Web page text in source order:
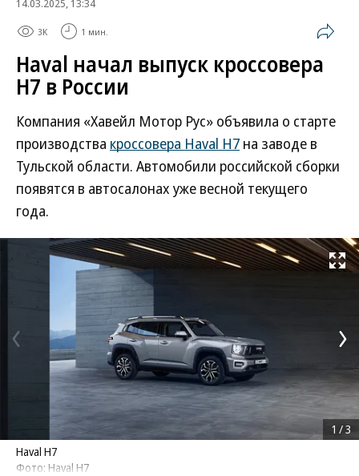
14.03.2025, 13:34
3K 1 мин.
Haval начал выпуск кроссовера
H7 в России
Компания «Хавейл Мотор Рус» объявила о старте
производства кроссовера Haval H7 на заводе в
Тульской области. Автомобили российской сборки
появятся в автосалонах уже весной текущего
года.
Развернуть
Haval H7
Фото: Haval H7
1 /3